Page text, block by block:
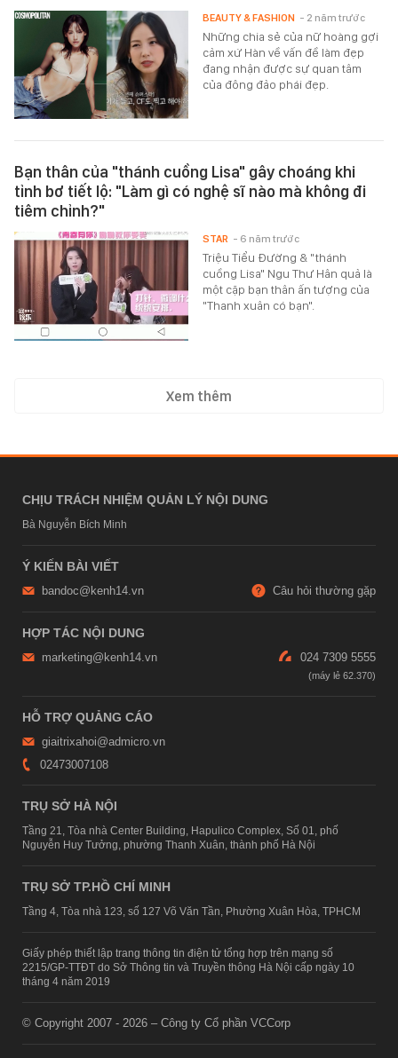
Những chia sẻ của nữ hoàng gợi
cảm xứ Hàn về vấn đề làm đẹp
đang nhận được sự quan tâm
của đông đảo phái đẹp.
BEAUTY & FASHION - 2 năm trước
Bạn thân của "thánh cuồng Lisa" gây choáng khi
tỉnh bơ tiết lộ: "Làm gì có nghệ sĩ nào mà không đi
tiêm chỉnh?"
Triệu Tiểu Đường & "thánh
cuồng Lisa" Ngu Thư Hân quả là
một cặp bạn thân ấn tượng của
"Thanh xuân có bạn".
STAR - 6 năm trước
Xem thêm
CHỊU TRÁCH NHIỆM QUẢN LÝ NỘI DUNG
Bà Nguyễn Bích Minh
Ý KIẾN BÀI VIẾT
bandoc@kenh14.vn Câu hỏi thường gặp
HỢP TÁC NỘI DUNG
marketing@kenh14.vn 024 7309 5555
HỖ TRỢ QUẢNG CÁO
giaitrixahoi@admicro.vn
02473007108
TRỤ SỞ HÀ NỘI
Tầng 21, Tòa nhà Center Building, Hapulico Complex, Số 01, phố
Nguyễn Huy Tưởng, phường Thanh Xuân, thành phố Hà Nội
TRỤ SỞ TP.HỒ CHÍ MINH
Tầng 4, Tòa nhà 123, số 127 Võ Văn Tần, Phường Xuân Hòa, TPHCM
Giấy phép thiết lập trang thông tin điện tử tổng hợp trên mạng số
2215/GP-TTĐT do Sở Thông tin và Truyền thông Hà Nội cấp ngày 10
tháng 4 năm 2019
© Copyright 2007 - 2026 – Công ty Cổ phần VCCorp